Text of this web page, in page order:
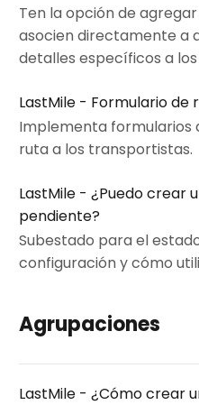
Ten la opción de
asocien directamente a
detalles específicos a
LastMile - Formulario de
Implementa formularios
ruta a los transportistas.
LastMile - ¿Puedo crear
pendiente?
Subestado para el
configuración y cómo
Agrupaciones
LastMile - ¿Cómo crear